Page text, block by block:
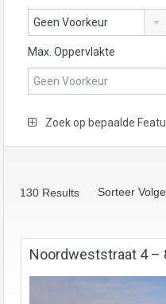
Geen Voorkeur
Max. Oppervlakte
Zoek op bepaalde
130 Results Sorteer
Noordweststraat 4 –